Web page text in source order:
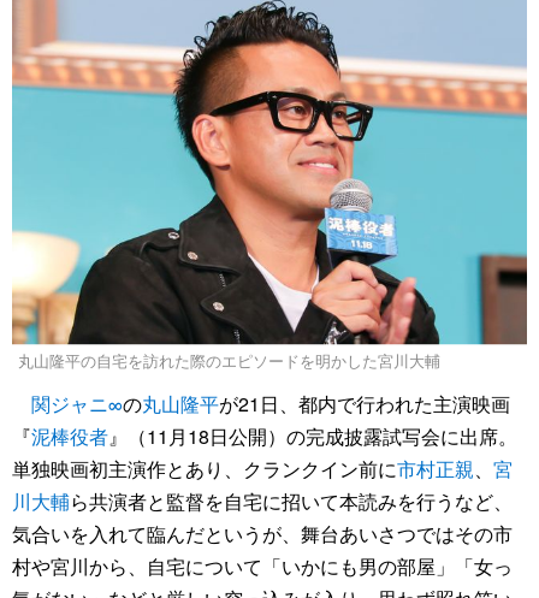
丸山隆平の自宅を訪れた際のエピソードを明かした宮川大輔
関ジャニ∞の丸山隆平が21日、都内で行われた主演映画
『泥棒役者』（11月18日公開）の完成披露試写会に出席。
単独映画初主演作とあり、クランクイン前に市村正親
宮
川大輔ら共演者と監督を自宅に招いて本読みを行うなど、
気合いを入れて臨んだというが、舞台あいさつではその市
村や宮川から、自宅について「いかにも男の部屋」「女っ